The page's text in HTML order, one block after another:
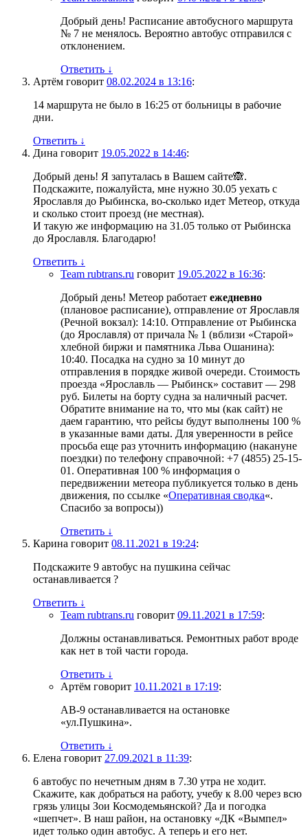
Добрый день! Расписание автобусного маршрута
№ 7 не менялось. Вероятно автобус отправился с
отклонением.
Ответить ↓
Артём говорит 08.02.2024 в 13:16:
14 маршрута не было в 16:25 от больницы в рабочие
дни.
Ответить ↓
Дина говорит 19.05.2022 в 14:46:
Добрый день! Я запуталась в Вашем сайте🙈.
Подскажите, пожалуйста, мне нужно 30.05 уехать с
Ярославля до Рыбинска, во-сколько идет Метеор, откуда
и сколько стоит проезд (не местная).
И такую же информацию на 31.05 только от Рыбинска
до Ярославля. Благодарю!
Ответить ↓
Team rubtrans.ru говорит 19.05.2022 в 16:36:
Добрый день! Метеор работает ежедневно
(плановое расписание), отправление от Ярославля
(Речной вокзал): 14:10. Отправление от Рыбинска
(до Ярославля) от причала № 1 (вблизи «Старой»
хлебной биржи и памятника Льва Ошанина):
10:40. Посадка на судно за 10 минут до
отправления в порядке живой очереди. Стоимость
проезда «Ярославль — Рыбинск» составит — 298
руб. Билеты на борту судна за наличный расчет.
Обратите внимание на то, что мы (как сайт) не
даем гарантию, что рейсы будут выполнены 100 %
в указанные вами даты. Для уверенности в рейсе
просьба еще раз уточнить информацию (накануне
поездки) по телефону справочной: +7 (4855) 25-15-
01. Оперативная 100 % информация о
передвижении метеора публикуется только в день
движения, по ссылке «Оперативная сводка«.
Спасибо за вопросы))
Ответить ↓
Карина говорит 08.11.2021 в 19:24:
Подскажите 9 автобус на пушкина сейчас
останавливается ?
Ответить ↓
Team rubtrans.ru говорит 09.11.2021 в 17:59:
Должны останавливаться. Ремонтных работ вроде
как нет в той части города.
Ответить ↓
Артём говорит 10.11.2021 в 17:19:
АВ-9 останавливается на остановке
«ул.Пушкина».
Ответить ↓
Елена говорит 27.09.2021 в 11:39:
6 автобус по нечетным дням в 7.30 утра не ходит.
Скажите, как добраться на работу, учебу к 8.00 через всю
грязь улицы Зои Космодемьянской? Да и погодка
«шепчет». В наш район, на остановку «ДК «Вымпел»
идет только один автобус. А теперь и его нет.